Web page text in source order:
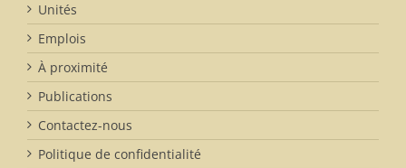
Unités
Emplois
À proximité
Publications
Contactez-nous
Politique de confidentialité